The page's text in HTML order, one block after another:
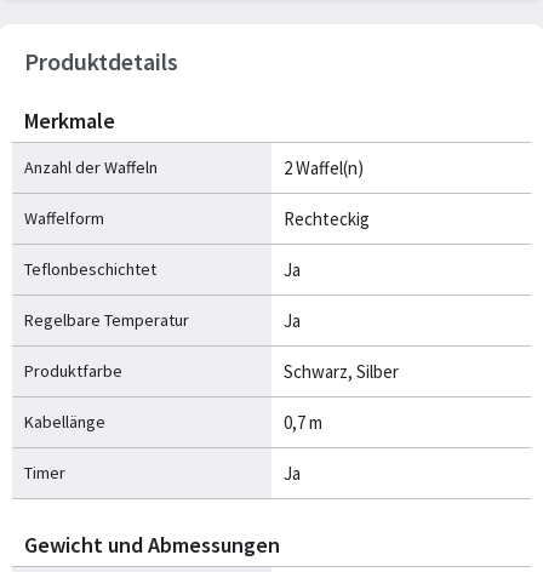
Produktdetails
Merkmale
Anzahl der Waffeln 2 Waffel(n)
Waffelform Rechteckig
Teflonbeschichtet Ja
Regelbare Temperatur Ja
Produktfarbe Schwarz, Silber
Kabellänge 0,7 m
Timer Ja
Gewicht und Abmessungen